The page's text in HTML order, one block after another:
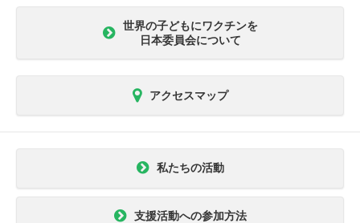
世界の子どもにワクチンを
日本委員会について
アクセスマップ
私たちの活動
支援活動への参加方法